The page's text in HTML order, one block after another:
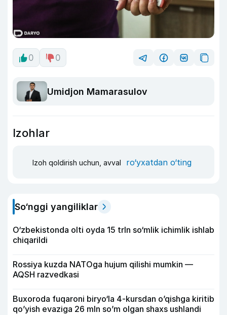
0 0
Umidjon Mamarasulov
Izohlar
Izoh qoldirish uchun, avval ro‘yxatdan o‘ting
So‘nggi yangiliklar
O‘zbekistonda olti oyda 15 trln so‘mlik ichimlik ishlab
chiqarildi
Rossiya kuzda NATOga hujum qilishi mumkin —
AQSH razvedkasi
Buxoroda fuqaroni biryo‘la 4-kursdan o’qishga kiritib
qo’yish evaziga 26 mln so’m olgan shaxs ushlandi